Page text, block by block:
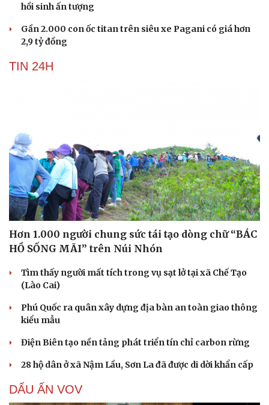
hồi sinh ấn tượng
Gần 2.000 con ốc titan trên siêu xe Pagani có giá hơn
2,9 tỷ đồng
TIN 24H
Hơn 1.000 người chung sức tái tạo dòng chữ “BÁC
HỒ SỐNG MÃI” trên Núi Nhón
Tìm thấy người mất tích trong vụ sạt lở tại xã Chế Tạo
(Lào Cai)
Phú Quốc ra quân xây dựng địa bàn an toàn giao thông
kiểu mẫu
Điện Biên tạo nền tảng phát triển tín chỉ carbon rừng
28 hộ dân ở xã Nậm Lầu, Sơn La đã được di dời khẩn cấp
DẤU ẤN VOV